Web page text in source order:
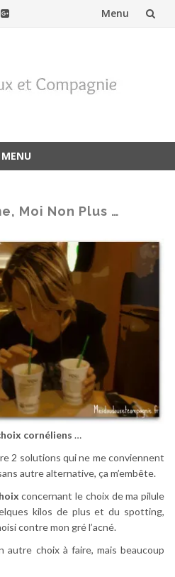
Menu
MENU
Moi Non Plus …
cornéliens …
2 solutions qui ne me conviennent
autre alternative, ça m’embête.
concernant le choix de ma pilule
kilos de plus et du spotting,
contre mon gré l’acné.
autre choix à faire, mais beaucoup